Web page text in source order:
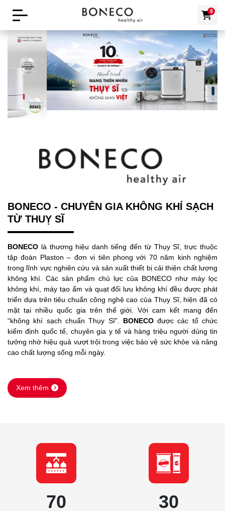
0
BONECO - CHUYÊN GIA KHÔNG KHÍ SẠCH
TỪ THUỴ SĨ
BONECO là thương hiệu danh tiếng đến từ Thụy Sĩ, trực thuộc
tập đoàn Plaston – đơn vị tiên phong với 70 năm kinh nghiệm
trong lĩnh vực nghiên cứu và sản xuất thiết bị cải thiện chất lượng
không khí. Các sản phẩm chủ lực của BONECO như máy lọc
không khí, máy tạo ẩm và quạt đối lưu không khí đều được phát
triển dựa trên tiêu chuẩn công nghệ cao của Thụy Sĩ, hiện đã có
mặt tại nhiều quốc gia trên thế giới. Với cam kết mang đến
“không khí sạch chuẩn Thụy Sĩ”. BONECOđược các tổ chức
kiểm định quốc tế, chuyên gia y tế và hàng triệu người dùng tin
tưởng nhờ hiệu quả vượt trội trong việc bảo vệ sức khỏe và nâng
cao chất lượng sống mỗi ngày.
Xem thêm
70 30